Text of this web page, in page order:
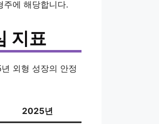
주에 해당합니다.
지표
외형 성장의 안정
2025년